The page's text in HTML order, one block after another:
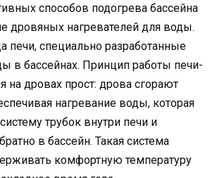
способов подогрева бассейна
дровяных нагревателей для воды.
печи, специально разработанные
в бассейнах. Принцип работы печи-
на дровах прост: дрова сгорают
нагревание воды, которая
трубок внутри печи и
в бассейн. Такая система
комфортную температуру